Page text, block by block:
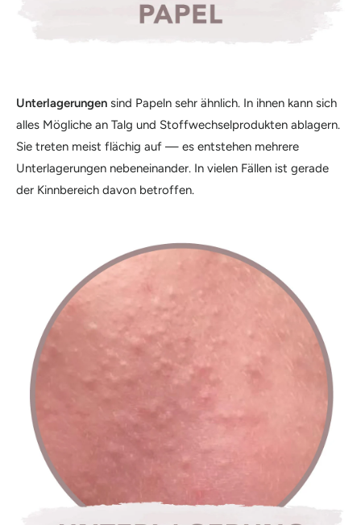
Unterlagerungen sind Papeln sehr ähnlich. In ihnen kann sich
alles Mögliche an Talg und Stoffwechselprodukten ablagern.
Sie treten meist flächig auf — es entstehen mehrere
Unterlagerungen nebeneinander. In vielen Fällen ist gerade
der Kinnbereich davon betroffen.